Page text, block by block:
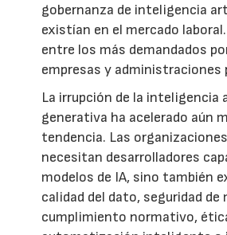
gobernanza de inteligencia
existían en el mercado
entre los más demandados
empresas y administraciones
La irrupción de la inteligencia
generativa ha acelerado aún
tendencia. Las
necesitan desarrolladores
modelos de IA, sino también
calidad del dato, seguridad de
cumplimiento normativo,